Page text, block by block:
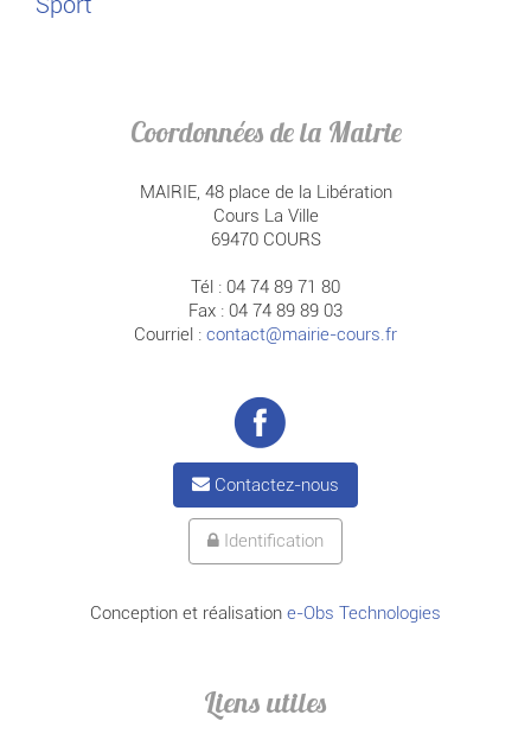
Coordonnées de la Mairie
MAIRIE, 48 place de la Libération
Cours La Ville
69470 COURS
Tél : 04 74 89 71 80
Fax : 04 74 89 89 03
Courriel : contact@mairie-cours.fr
Contactez-nous
Identification
Conception et réalisation e-Obs Technologies
Liens utiles